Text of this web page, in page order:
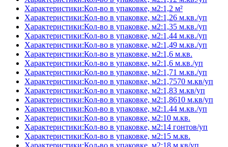
Характеристики:Кол-во в упаковке, м2:1,2 м²
Характеристики:Кол-во в упаковке, м2:1,26 м.кв./уп
Характеристики:Кол-во в упаковке, м2:1,35 м.кв./уп
Характеристики:Кол-во в упаковке, м2:1,44 м.кв./уп
Характеристики:Кол-во в упаковке, м2:1,49 м.кв./уп
Характеристики:Кол-во в упаковке, м2:1,6 м.кв.
Характеристики:Кол-во в упаковке, м2:1,6 м.кв./уп
Характеристики:Кол-во в упаковке, м2:1,71 м.кв./уп
Характеристики:Кол-во в упаковке, м2:1,7570 м.кв/уп
Характеристики:Кол-во в упаковке, м2:1,83 м.кв/уп
Характеристики:Кол-во в упаковке, м2:1,8610 м.кв/уп
Характеристики:Кол-во в упаковке, м2:1.44 м.кв./уп
Характеристики:Кол-во в упаковке, м2:10 м.кв.
Характеристики:Кол-во в упаковке, м2:14 гонтов/уп
Характеристики:Кол-во в упаковке, м2:15 м.кв.
Характеристики:Кол-во в упаковке, м2:18 м.кв/уп